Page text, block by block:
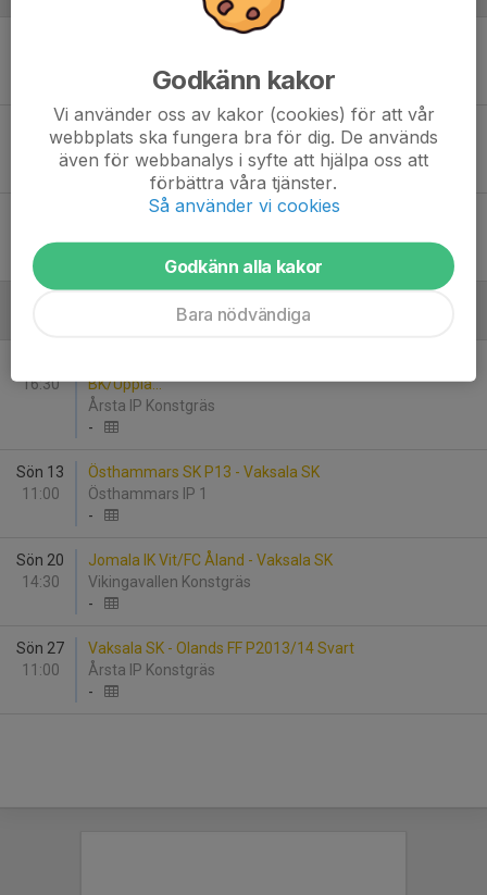
Gimo IF FK P13 - Vaksala SK
11:00
Vaksala SK - Gräsö Norrskedika IF
Årsta IP 1
-
Knutby IF - Vaksala SK
16:30
BK/Uppla...
Årsta IP Konstgräs
-
Sön 13
11:00
Östhammars SK P13 - Vaksala SK
Östhammars IP 1
-
Sön 20
14:30
Jomala IK Vit/FC Åland - Vaksala SK
Vikingavallen Konstgräs
-
Sön 27
11:00
Vaksala SK - Olands FF P2013/14 Svart
Årsta IP Konstgräs
-
Godkänn kakor
Vi använder oss av kakor (cookies) för att vår
webbplats ska fungera bra för dig. De används
även för webbanalys i syfte att hjälpa oss att
förbättra våra tjänster.
Så använder vi cookies
Godkänn alla kakor
Bara nödvändiga